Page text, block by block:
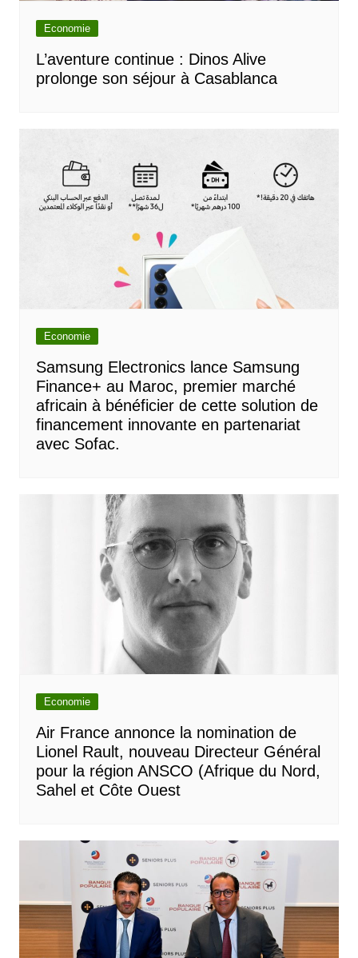
Economie
L’aventure continue : Dinos Alive
prolonge son séjour à Casablanca
Economie
Samsung Electronics lance Samsung
Finance+ au Maroc, premier marché
africain à bénéficier de cette solution de
financement innovante en partenariat
avec Sofac.
Economie
Air France annonce la nomination de
Lionel Rault, nouveau Directeur Général
pour la région ANSCO (Afrique du Nord,
Sahel et Côte Ouest